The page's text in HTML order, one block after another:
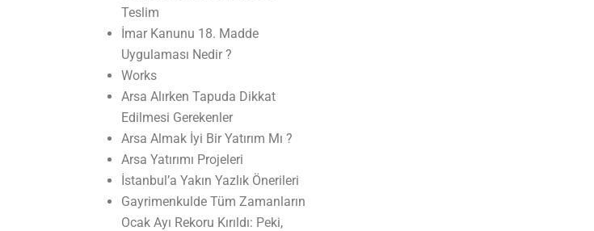
Teslim
İmar Kanunu 18. Madde
Uygulaması Nedir ?
Works
Arsa Alırken Tapuda Dikkat
Edilmesi Gerekenler
Arsa Almak İyi Bir Yatırım Mı ?
Arsa Yatırımı Projeleri
İstanbul’a Yakın Yazlık Önerileri
Gayrimenkulde Tüm Zamanların
Ocak Ayı Rekoru Kırıldı: Peki,